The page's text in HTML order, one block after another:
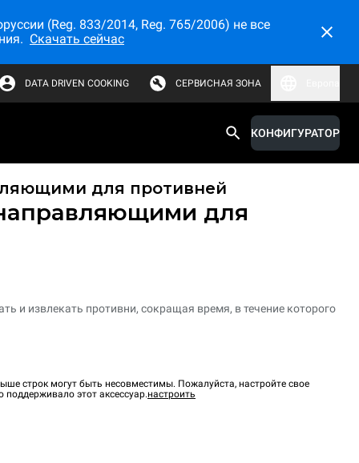
(Reg. 833/2014, Reg. 765/2006) не все
Скачать сейчас
DATA DRIVEN COOKING СЕРВИСНАЯ ЗОНА
КОНФИГУРАТОР
для противней
для
и извлекать противни, сокращая время, в течение которого
строк могут быть несовместимы. Пожалуйста, настройте свое
этот аксессуар.настроить